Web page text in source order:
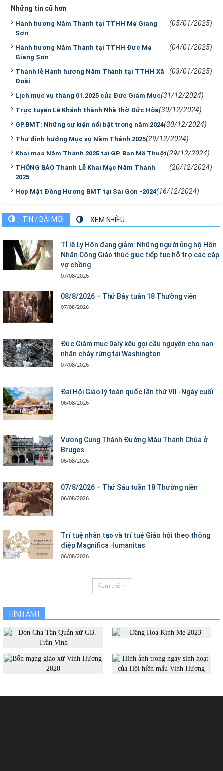
Những tin cũ hơn
Hành hương Năm Thánh tại TTHH Mẹ Giang
Sơn
(05/01/2025)
Hành hương Năm Thánh tại TTHH Đức Mẹ
Giang Sơn
(04/01/2025)
Thánh lễ Hành hương Năm Thánh tại TTHH Xã
Đoài
(03/01/2025)
Lịch mục vụ tháng 01.2025 của Đức Giám Mục(31/12/2024)
Trực tuyến Lễ Khánh thành Nhà thờ Đức Hòa(30/12/2024)
GP.BMT: Những sự kiện nổi bật trong năm 2024(30/12/2024)
Thư định hướng Mục vụ Năm Thánh 2025(29/12/2024)
Khai mạc Năm Thánh 2025 tại GP. Ban Mê Thuột(29/12/2024)
THÔNG BÁO Thánh Lễ Khai Mạc Năm Thánh
2025
(20/12/2024)
Họp Mặt Đồng Hương BMT tại Sài Gòn -2024(16/12/2024)
TIN / BÀI MỚI XEM NHIỀU
Tỉ lệ Ly Hôn đang giảm: Những người ủng hộ Hôn
Nhân Công Giáo thúc giục tiếp tục hỗ trợ các cặp
vợ chồng
07/08/2026
08/8/2026 – Thứ Bảy tuần 18 Thường viên
07/08/2026
Đức Giám mục Daly kêu gọi cầu nguyện cho nạn
nhân cháy rừng tại Washington
07/08/2026
Đại Hội Giáo lý toàn quốc lần thứ VII -Ngày cuối
06/08/2026
Vương Cung Thánh Ðường Máu Thánh Chúa ở
Bruges
06/08/2026
07/8/2026 – Thứ Sáu tuần 18 Thường niên
06/08/2026
Trí tuệ nhân tạo và trí tuệ Giáo hội theo thông
điệp Magnifica Humanitas
06/08/2026
Xem thêm
HÌNH ẢNH